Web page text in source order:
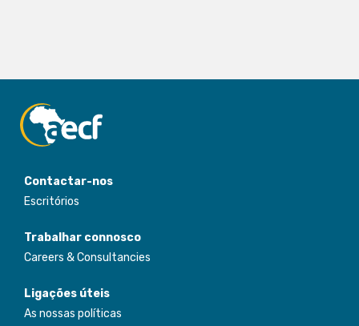
Contactar-nos
Escritórios
Trabalhar connosco
Careers & Consultancies
Ligações úteis
As nossas políticas